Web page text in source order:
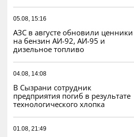
05.08, 15:16
АЗС в августе обновили ценники
на бензин АИ-92, АИ-95 и
дизельное топливо
04.08, 14:08
В Сызрани сотрудник
предприятия погиб в результате
технологического хлопка
01.08, 21:49